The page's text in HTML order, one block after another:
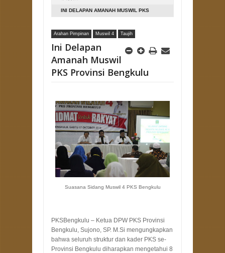
INI DELAPAN AMANAH MUSWIL PKS
Arahan Pimpinan Muswil 4 Taujih
Ini Delapan
Amanah Muswil
PKS Provinsi Bengkulu
Suasana Sidang Muswil 4 PKS Bengkulu
PKSBengkulu – Ketua DPW PKS Provinsi
Bengkulu, Sujono, SP. M.Si mengungkapkan
bahwa seluruh struktur dan kader PKS se-
Provinsi Bengkulu diharapkan mengetahui 8